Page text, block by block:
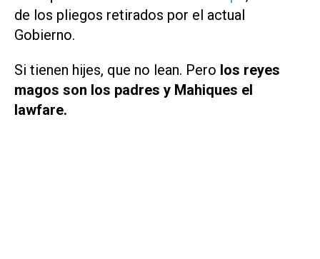
de los pliegos retirados por el actual
Gobierno.
Si tienen hijes, que no lean. Pero los reyes
magos son los padres y Mahiques el
lawfare.